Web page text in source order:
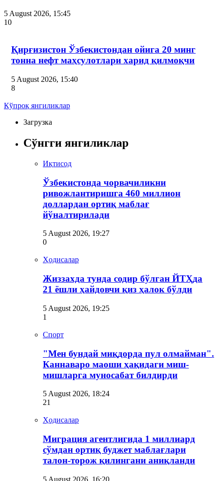
5 August 2026, 15:45
10
Қирғизистон Ўзбекистондан ойига 20 минг
тонна нефт маҳсулотлари харид қилмоқчи
5 August 2026, 15:40
8
Кўпроқ янгиликлар
Загрузка
Сўнгги янгиликлар
Иқтисод
Ўзбекистонда чорвачиликни
ривожлантиришга 460 миллион
доллардан ортиқ маблағ
йўналтирилади
5 August 2026, 19:27
0
Ҳодисалар
Жиззахда тунда содир бўлган ЙТҲда
21 ёшли ҳайдовчи қиз ҳалок бўлди
5 August 2026, 19:25
1
Спорт
"Мен бундай миқдорда пул олмайман".
Каннаваро маоши ҳақидаги миш-
мишларга муносабат билдирди
5 August 2026, 18:24
21
Ҳодисалар
Миграция агентлигида 1 миллиард
сўмдан ортиқ буджет маблағлари
талон-торож қилингани аниқланди
5 August 2026, 16:20